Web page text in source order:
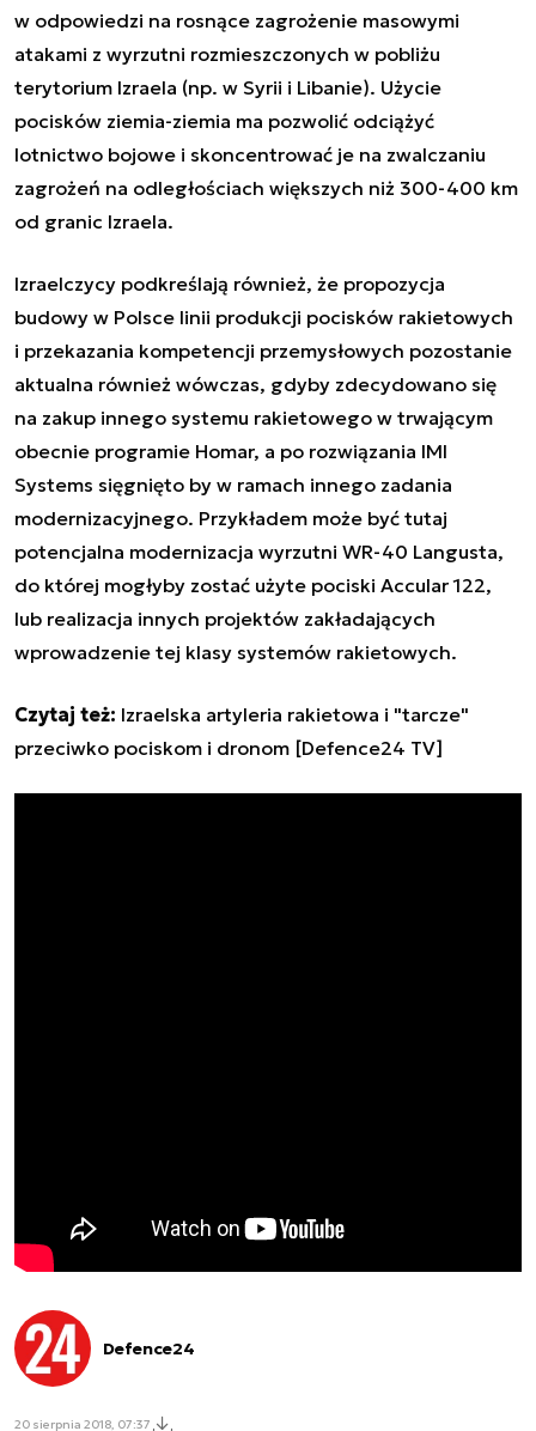
w odpowiedzi na rosnące zagrożenie masowymi
atakami z wyrzutni rozmieszczonych w pobliżu
terytorium Izraela (np. w Syrii i Libanie). Użycie
pocisków ziemia-ziemia ma pozwolić odciążyć
lotnictwo bojowe i skoncentrować je na zwalczaniu
zagrożeń na odległościach większych niż 300-400 km
od granic Izraela.
Izraelczycy podkreślają również, że propozycja
budowy w Polsce linii produkcji pocisków rakietowych
i przekazania kompetencji przemysłowych pozostanie
aktualna również wówczas, gdyby zdecydowano się
na zakup innego systemu rakietowego w trwającym
obecnie programie Homar, a po rozwiązania IMI
Systems sięgnięto by w ramach innego zadania
modernizacyjnego. Przykładem może być tutaj
potencjalna modernizacja wyrzutni WR-40 Langusta,
do której mogłyby zostać użyte pociski Accular 122,
lub realizacja innych projektów zakładających
wprowadzenie tej klasy systemów rakietowych.
Czytaj też: Izraelska artyleria rakietowa i "tarcze"
przeciwko pociskom i dronom [Defence24 TV]
Defence24
20 sierpnia 2018, 07:37